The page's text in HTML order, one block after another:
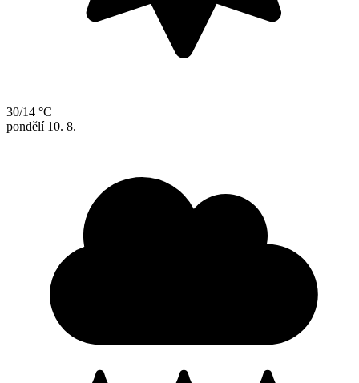
30/14 °C
pondělí 10. 8.